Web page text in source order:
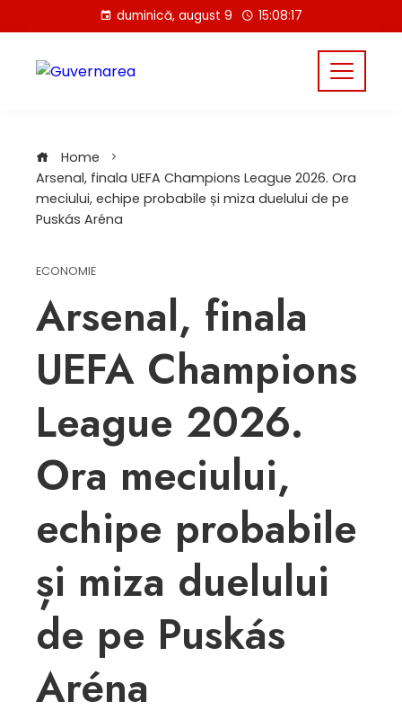
to
content
duminică, august 9 15:08:17
Home
Arsenal, finala UEFA Champions League 2026. Ora
meciului, echipe probabile și miza duelului de pe
Puskás Aréna
ECONOMIE
Arsenal, finala
UEFA Champions
League 2026.
Ora meciului,
echipe probabile
și miza duelului
de pe Puskás
Aréna